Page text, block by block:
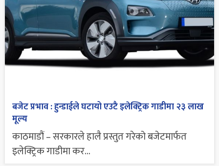
बजेट प्रभाव : हुन्डाईले घटायो एउटै इलेक्ट्रिक गाडीमा २३ लाख
मूल्य
काठमाडौं – सरकारले हालै प्रस्तुत गरेको बजेटमार्फत
इलेक्ट्रिक गाडीमा कर...